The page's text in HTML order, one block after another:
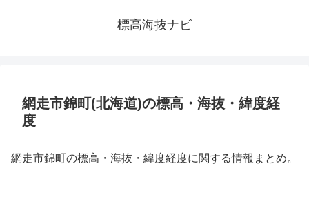
標高海抜ナビ
網走市錦町(北海道)の標高・海抜・緯度経
度
網走市錦町の標高・海抜・緯度経度に関する情報まとめ。